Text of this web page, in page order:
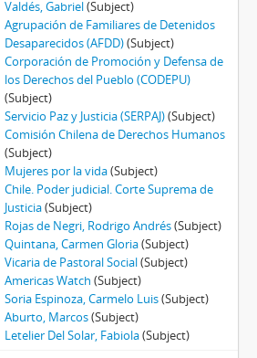
Valdés, Gabriel(Subject)
Agrupación de Familiares de Detenidos
Desaparecidos (AFDD)(Subject)
Corporación de Promoción y Defensa de
los Derechos del Pueblo (CODEPU)
(Subject)
Servicio Paz y Justicia (SERPAJ)(Subject)
Comisión Chilena de Derechos Humanos
(Subject)
Mujeres por la vida(Subject)
Chile. Poder judicial. Corte Suprema de
Justicia(Subject)
Rojas de Negri, Rodrigo Andrés(Subject)
Quintana, Carmen Gloria(Subject)
Vicaria de Pastoral Social(Subject)
Americas Watch (Subject)
Soria Espinoza, Carmelo Luis(Subject)
Aburto, Marcos(Subject)
Letelier Del Solar, Fabiola(Subject)